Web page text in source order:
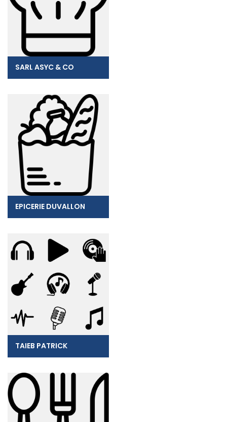
SARL ASYC & CO
EPICERIE DUVALLON
TAIEB PATRICK